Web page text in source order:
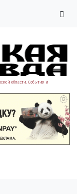
области. События и